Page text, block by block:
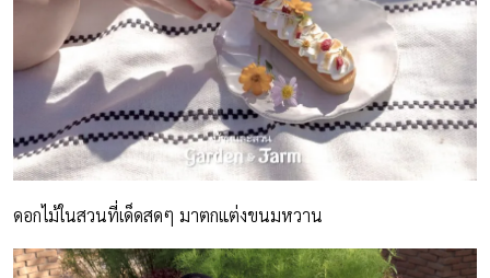
ดอกไม้ในสวนที่เด็ดสดๆ มาตกแต่งขนมหวาน